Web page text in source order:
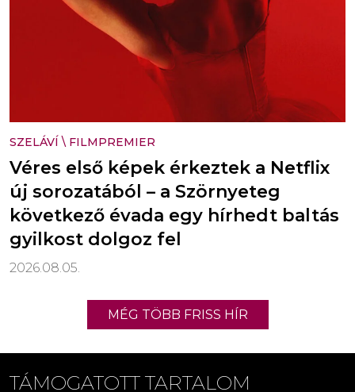
SZELÁVÍ \ FILMPREMIER
Véres első képek érkeztek a Netflix
új sorozatából – a Szörnyeteg
következő évada egy hírhedt baltás
gyilkost dolgoz fel
2026.08.05.
MÉG TÖBB FRISS HÍR
TÁMOGATOTT TARTALOM